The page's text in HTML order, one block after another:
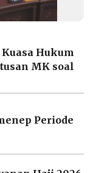
Hukum
MK soal
Periode